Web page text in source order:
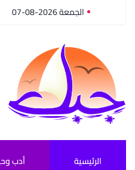
الجمعة 2026-08-07
الرئيسية أدب